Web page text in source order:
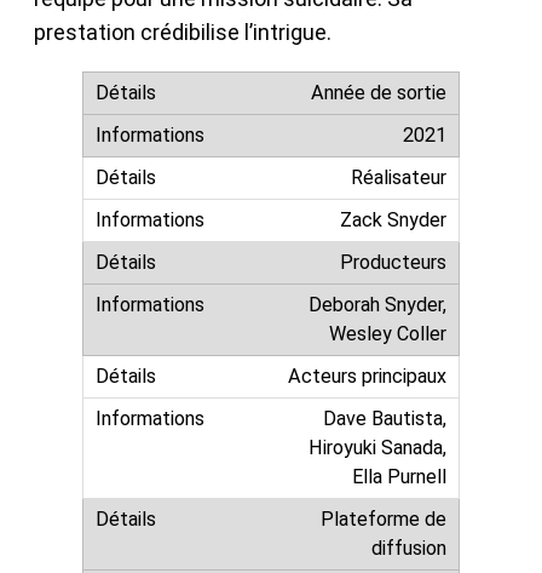
prestation crédibilise l’intrigue.
Année de sortie
2021
Réalisateur
Zack Snyder
Producteurs
Deborah Snyder,
Wesley Coller
Acteurs principaux
Dave Bautista,
Hiroyuki Sanada,
Ella Purnell
Plateforme de
diffusion